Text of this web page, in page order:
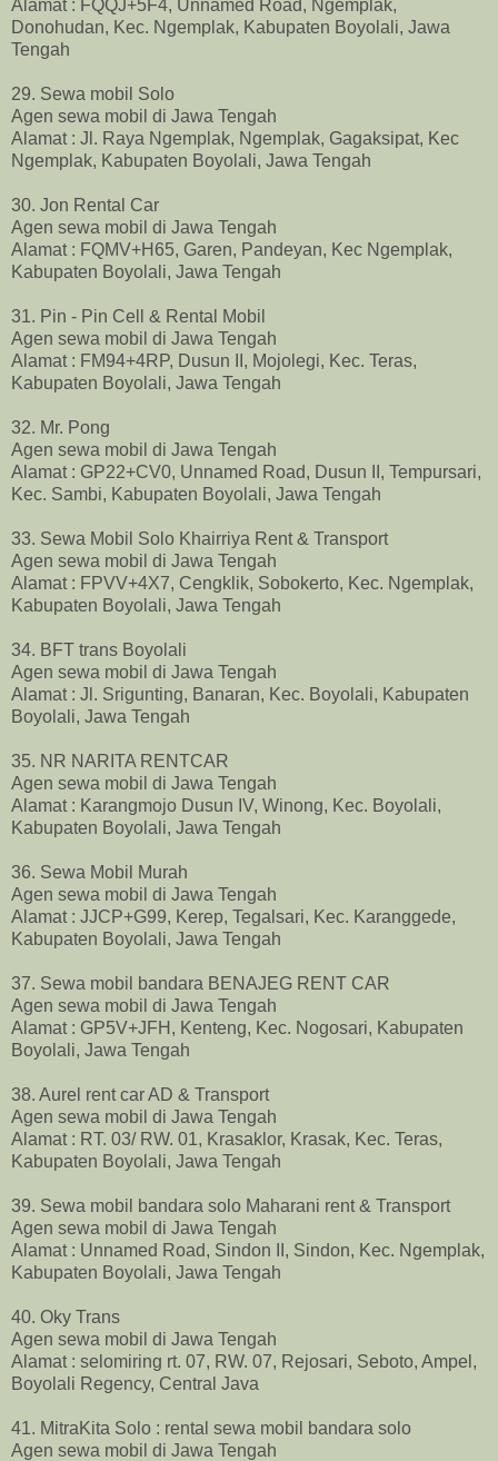
Alamat : FQQJ+5F4, Unnamed Road, Ngemplak,
Donohudan, Kec. Ngemplak, Kabupaten Boyolali, Jawa
Tengah
29. Sewa mobil Solo
Agen sewa mobil di Jawa Tengah
Alamat : Jl. Raya Ngemplak, Ngemplak, Gagaksipat, Kec
Ngemplak, Kabupaten Boyolali, Jawa Tengah
30. Jon Rental Car
Agen sewa mobil di Jawa Tengah
Alamat : FQMV+H65, Garen, Pandeyan, Kec Ngemplak,
Kabupaten Boyolali, Jawa Tengah
31. Pin - Pin Cell & Rental Mobil
Agen sewa mobil di Jawa Tengah
Alamat : FM94+4RP, Dusun II, Mojolegi, Kec. Teras,
Kabupaten Boyolali, Jawa Tengah
32. Mr. Pong
Agen sewa mobil di Jawa Tengah
Alamat : GP22+CV0, Unnamed Road, Dusun II, Tempursari,
Kec. Sambi, Kabupaten Boyolali, Jawa Tengah
33. Sewa Mobil Solo Khairriya Rent & Transport
Agen sewa mobil di Jawa Tengah
Alamat : FPVV+4X7, Cengklik, Sobokerto, Kec. Ngemplak,
Kabupaten Boyolali, Jawa Tengah
34. BFT trans Boyolali
Agen sewa mobil di Jawa Tengah
Alamat : Jl . Srigunting, Banaran, Kec. Boyolali, Kabupaten
Boyolali, Jawa Tengah
35. NR NARITA RENTCAR
Agen sewa mobil di Jawa Tengah
Alamat : Karangmojo Dusun IV, Winong, Kec. Boyolali,
Kabupaten Boyolali, Jawa Tengah
36. Sewa Mobil Murah
Agen sewa mobil di Jawa Tengah
Alamat : JJCP+G99, Kerep, Tegalsari, Kec. Karanggede,
Kabupaten Boyolali, Jawa Tengah
37. Sewa mobil bandara BENAJEG RENT CAR
Agen sewa mobil di Jawa Tengah
Alamat : GP5V+JFH, Kenteng, Kec. Nogosari, Kabupaten
Boyolali, Jawa Tengah
38. Aurel rent car AD & Transport
Agen sewa mobil di Jawa Tengah
Alamat : RT. 03/ RW. 01, Krasaklor, Krasak, Kec. Teras,
Kabupaten Boyolali, Jawa Tengah
39. Sewa mobil bandara solo Maharani rent & Transport
Agen sewa mobil di Jawa Tengah
Alamat : Unnamed Road, Sindon II, Sindon, Kec. Ngemplak,
Kabupaten Boyolali, Jawa Tengah
40. Oky Trans
Agen sewa mobil di Jawa Tengah
Alamat : selomiring rt. 07, RW. 07, Rejosari, Seboto, Ampel,
Boyolali Regency, Central Java
41. MitraKita Solo : rental sewa mobil bandara solo
Agen sewa mobil di Jawa Tengah